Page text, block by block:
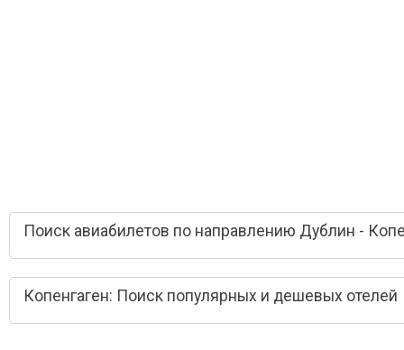
Поиск авиабилетов по направлению Дублин -
Копенгаген: Поиск популярных и дешевых отелей